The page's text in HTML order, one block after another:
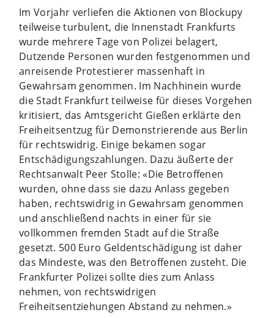
Im Vorjahr verliefen die Aktionen von Blockupy
teilweise turbulent, die Innenstadt Frankfurts
wurde mehrere Tage von Polizei belagert,
Dutzende Personen wurden festgenommen und
anreisende Protestierer massenhaft in
Gewahrsam genommen. Im Nachhinein wurde
die Stadt Frankfurt teilweise für dieses Vorgehen
kritisiert, das Amtsgericht Gießen erklärte den
Freiheitsentzug für Demonstrierende aus Berlin
für rechtswidrig. Einige bekamen sogar
Entschädigungszahlungen. Dazu äußerte der
Rechtsanwalt Peer Stolle: «Die Betroffenen
wurden, ohne dass sie dazu Anlass gegeben
haben, rechtswidrig in Gewahrsam genommen
und anschließend nachts in einer für sie
vollkommen fremden Stadt auf die Straße
gesetzt. 500 Euro Geldentschädigung ist daher
das Mindeste, was den Betroffenen zusteht. Die
Frankfurter Polizei sollte dies zum Anlass
nehmen, von rechtswidrigen
Freiheitsentziehungen Abstand zu nehmen.»